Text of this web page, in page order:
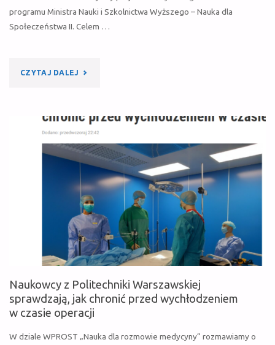
ZAPOBIEGAĆ"
programu Ministra Nauki i Szkolnictwa Wyższego – Nauka dla
Społeczeństwa II. Celem …
CZYTAJ DALEJ "KSZTAŁTOWANIE
I
BEZPIECZNEGO
ŚRODOWISKA
W
OBIEKTACH
OCHRONY
ZDROWIA
(TECHMEDIS)"
Naukowcy z Politechniki Warszawskiej
sprawdzają, jak chronić przed wychłodzeniem
w czasie operacji
W dziale WPROST „Nauka dla rozmowie medycyny” rozmawiamy o